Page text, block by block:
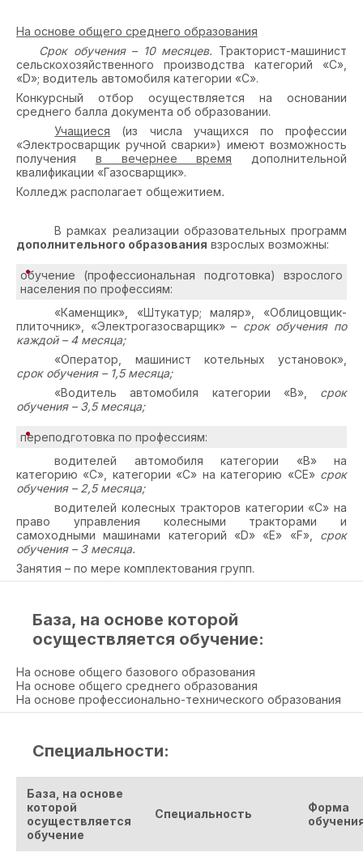
На основе общего среднего образования
Срок обучения – 10 месяцев. Тракторист-машинист
сельскохозяйственного производства категорий «С»,
«D»; водитель автомобиля категории «С».
Конкурсный отбор осуществляется на основании
среднего балла документа об образовании.
Учащиеся (из числа учащихся по профессии
«Электросварщик ручной сварки») имеют возможность
получения в вечернее время дополнительной
квалификации «Газосварщик».
Колледж располагает общежитием.
В рамках реализации образовательных программ
дополнительного образования взрослых возможны:
обучение (профессиональная подготовка) взрослого
населения по профессиям:
«Каменщик», «Штукатур; маляр», «Облицовщик-
плиточник», «Электрогазосварщик» – срок обучения по
каждой – 4 месяца;
«Оператор, машинист котельных установок»,
срок обучения – 1,5 месяца;
«Водитель автомобиля категории «В», срок
обучения – 3,5 месяца;
переподготовка по профессиям:
водителей автомобиля категории «В» на
категорию «С», категории «С» на категорию «СЕ» срок
обучения – 2,5 месяца;
водителей колесных тракторов категории «С» на
право управления колесными тракторами и
самоходными машинами категорий «D» «Е» «F», срок
обучения – 3 месяца.
Занятия – по мере комплектования групп.
База, на основе которой
осуществляется обучение:
На основе общего базового образования
На основе общего среднего образования
На основе профессионально-технического образования
Специальности:
База, на основе
которой
осуществляется
обучение
Специальность
Форма